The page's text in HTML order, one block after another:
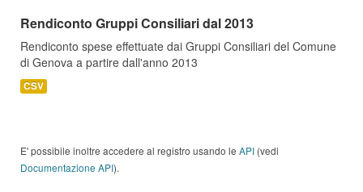
Rendiconto Gruppi Consiliari dal 2013
Rendiconto spese effettuate dai Gruppi Consiliari del Comune
di Genova a partire dall'anno 2013
CSV
E' possibile inoltre accedere al registro usando le API (vedi
Documentazione API).